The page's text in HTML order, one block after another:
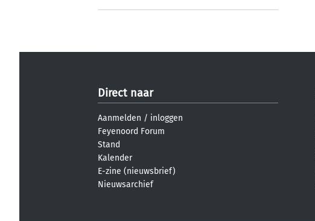
Direct naar
Aanmelden / inloggen
Feyenoord Forum
Stand
Kalender
E-zine (nieuwsbrief)
Nieuwsarchief